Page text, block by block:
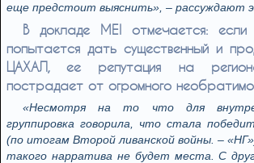
еще предстоит выяснить», – рассуждают
В докладе MEI отмечается:
попытается дать существенный и
ЦАХАЛ, ее репутация на
пострадает от огромного
«Несмотря на то что для
группировка говорила, что стала
(по итогам Второй ливанской войны. –
такого нарратива не будет места. С